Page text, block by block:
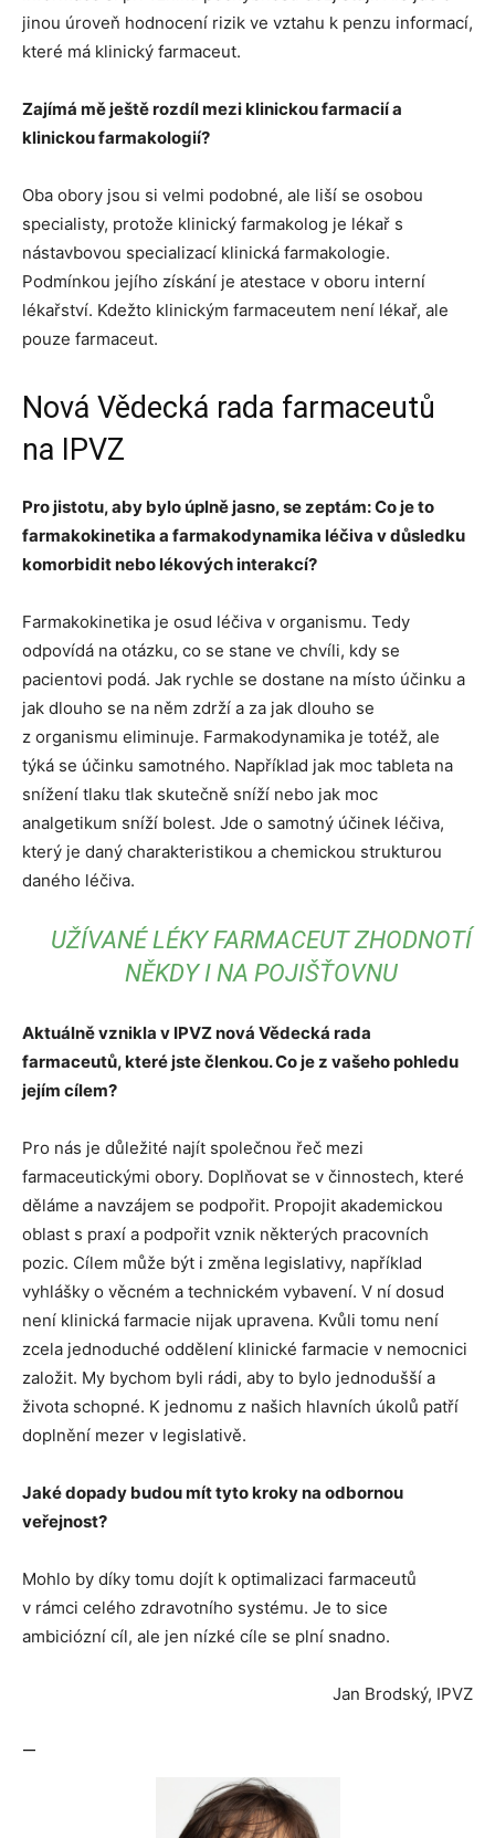
jinou úroveň hodnocení rizik ve vztahu k penzu informací,
které má klinický farmaceut.
Zajímá mě ještě rozdíl mezi klinickou farmacií a
klinickou farmakologií?
Oba obory jsou si velmi podobné, ale liší se osobou
specialisty, protože klinický farmakolog je lékař s
nástavbovou specializací klinická farmakologie.
Podmínkou jejího získání je atestace v oboru interní
lékařství. Kdežto klinickým farmaceutem není lékař, ale
pouze farmaceut.
Nová Vědecká rada farmaceutů
na IPVZ
Pro jistotu, aby bylo úplně jasno, se zeptám: Co je to
farmakokinetika a farmakodynamika léčiva v důsledku
komorbidit nebo lékových interakcí?
Farmakokinetika je osud léčiva v organismu. Tedy
odpovídá na otázku, co se stane ve chvíli, kdy se
pacientovi podá. Jak rychle se dostane na místo účinku a
jak dlouho se na něm zdrží a za jak dlouho se
z organismu eliminuje. Farmakodynamika je totéž, ale
týká se účinku samotného. Například jak moc tableta na
snížení tlaku tlak skutečně sníží nebo jak moc
analgetikum sníží bolest. Jde o samotný účinek léčiva,
který je daný charakteristikou a chemickou strukturou
daného léčiva.
UŽÍVANÉ LÉKY FARMACEUT ZHODNOTÍ
NĚKDY I NA POJIŠŤOVNU
Aktuálně vznikla v IPVZ nová Vědecká rada
farmaceutů, které jste členkou. Co je z vašeho pohledu
jejím cílem?
Pro nás je důležité najít společnou řeč mezi
farmaceutickými obory. Doplňovat se v činnostech, které
děláme a navzájem se podpořit. Propojit akademickou
oblast s praxí a podpořit vznik některých pracovních
pozic. Cílem může být i změna legislativy, například
vyhlášky o věcném a technickém vybavení. V ní dosud
není klinická farmacie nijak upravena. Kvůli tomu není
zcela jednoduché oddělení klinické farmacie v nemocnici
založit. My bychom byli rádi, aby to bylo jednodušší a
života schopné. K jednomu z našich hlavních úkolů patří
doplnění mezer v legislativě.
Jaké dopady budou mít tyto kroky na odbornou
veřejnost?
Mohlo by díky tomu dojít k optimalizaci farmaceutů
v rámci celého zdravotního systému. Je to sice
ambiciózní cíl, ale jen nízké cíle se plní snadno.
Jan Brodský, IPVZ
—